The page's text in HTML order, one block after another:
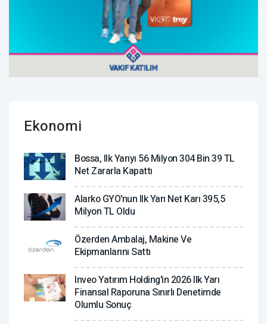
Ekonomi
Bossa, Ilk Yarıyı 56 Milyon 304 Bin 39 TL
Net Zararla Kapattı
Alarko GYO'nun Ilk Yarı Net Karı 395,5
Milyon TL Oldu
Özerden Ambalaj, Makine Ve
Ekipmanlarını Sattı
Inveo Yatırım Holding'in 2026 Ilk Yarı
Finansal Raporuna Sınırlı Denetimde
Olumlu Sonuç